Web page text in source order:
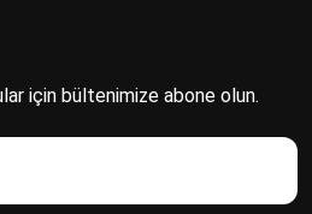
için bültenimize abone olun.